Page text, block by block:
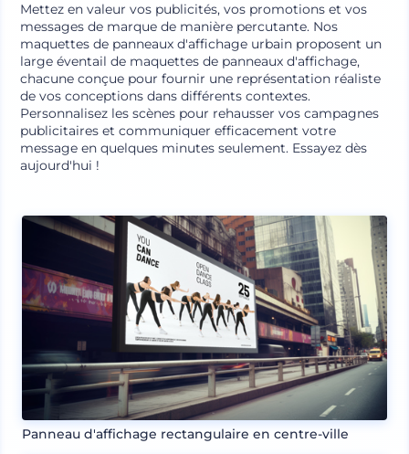
Mettez en valeur vos publicités, vos promotions et vos
messages de marque de manière percutante. Nos
maquettes de panneaux d'affichage urbain proposent un
large éventail de maquettes de panneaux d'affichage,
chacune conçue pour fournir une représentation réaliste
de vos conceptions dans différents contextes.
Personnalisez les scènes pour rehausser vos campagnes
publicitaires et communiquer efficacement votre
message en quelques minutes seulement. Essayez dès
aujourd'hui !
Panneau d'affichage rectangulaire en centre-ville